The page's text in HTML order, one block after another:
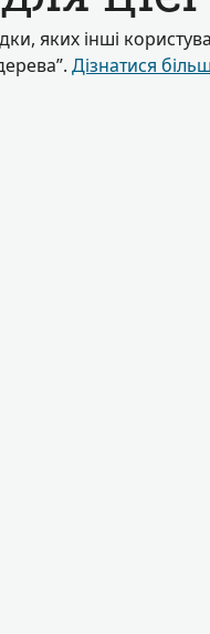
яких інші
Дізнатися